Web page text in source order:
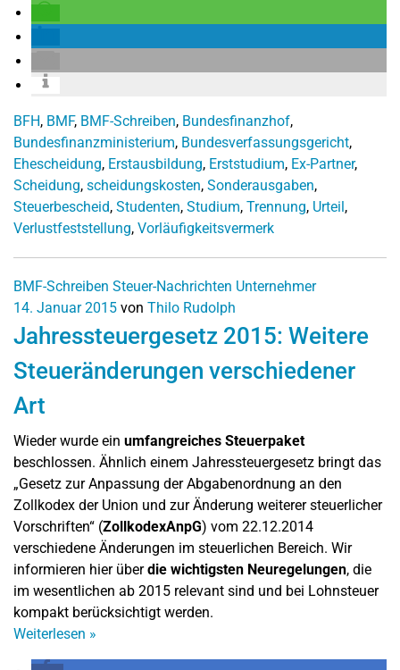
BFH, BMF, BMF-Schreiben, Bundesfinanzhof,
Bundesfinanzministerium, Bundesverfassungsgericht,
Ehescheidung, Erstausbildung, Erststudium, Ex-Partner,
Scheidung, scheidungskosten, Sonderausgaben,
Steuerbescheid, Studenten, Studium, Trennung, Urteil,
Verlustfeststellung, Vorläufigkeitsvermerk
BMF-Schreiben Steuer-Nachrichten Unternehmer
14. Januar 2015 von Thilo Rudolph
Jahressteuergesetz 2015: Weitere
Steueränderungen verschiedener
Art
Wieder wurde ein umfangreiches Steuerpaket
beschlossen. Ähnlich einem Jahressteuergesetz bringt das
„Gesetz zur Anpassung der Abgabenordnung an den
Zollkodex der Union und zur Änderung weiterer steuerlicher
Vorschriften“ (ZollkodexAnpG) vom 22.12.2014
verschiedene Änderungen im steuerlichen Bereich. Wir
informieren hier überdie wichtigsten Neuregelungen, die
im wesentlichen ab 2015 relevant sind und bei Lohnsteuer
kompakt berücksichtigt werden.
Weiterlesen »